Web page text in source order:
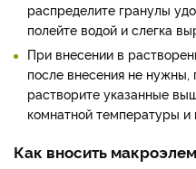
распределите гранулы
полейте водой и слегка
При внесении в
после внесения не нужны,
растворите указанные
комнатной температуры и
Как вносить